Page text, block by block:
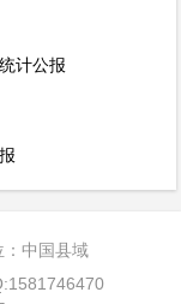
计公报
中国县域